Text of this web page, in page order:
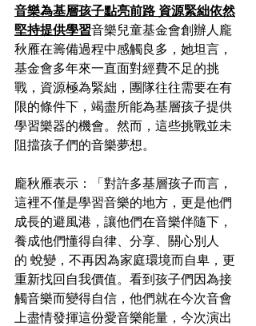
音樂為基層孩子點亮前路 資源緊絀依然
堅持提供學習音樂兒童基金會創辦人龐
秋雁在籌備過程中感觸良多，她坦言，
基金會多年來一直面對經費不足的挑
戰，資源極為緊絀，團隊往往需要在有
限的條件下，竭盡所能為基層孩子提供
學習樂器的機會。然而，這些挑戰並未
阻擋孩子們的音樂夢想。
龐秋雁表示：「對許多基層孩子而言，
這裡不僅是學習音樂的地方，更是他們
成長的避風港，讓他們在音樂伴隨下，
養成他們懂得自律、分享、關心別人
的 蛻變，不再因為家庭環境而自卑，更
重新找回自我價值。看到孩子們因為接
觸音樂而變得自信，他們就在今次音會
上盡情發揮這份愛音樂能量，今次演出